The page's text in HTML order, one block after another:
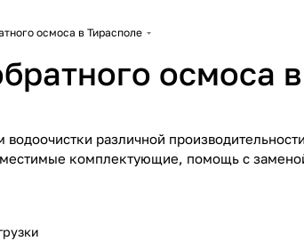
осмоса в Тирасполе
осмоса
различной
комплектующие, помощь с